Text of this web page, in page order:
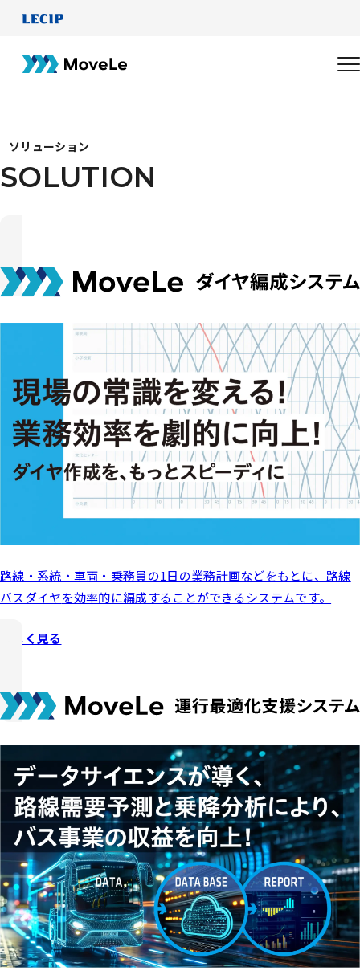
ソリューション
SOLUTION
SOLUTION
路線・系統・車両・乗務員の1日の業務計画などをもとに、路線
バスダイヤを効率的に編成することができるシステムです。
詳しく見る